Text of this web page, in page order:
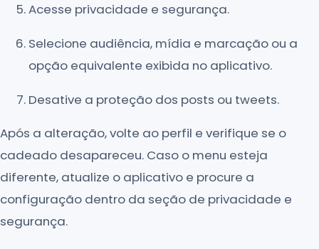
Acesse privacidade e segurança.
Selecione audiência, mídia e marcação ou a
opção equivalente exibida no aplicativo.
Desative a proteção dos posts ou tweets.
Após a alteração, volte ao perfil e verifique se o
cadeado desapareceu. Caso o menu esteja
diferente, atualize o aplicativo e procure a
configuração dentro da seção de privacidade e
segurança.